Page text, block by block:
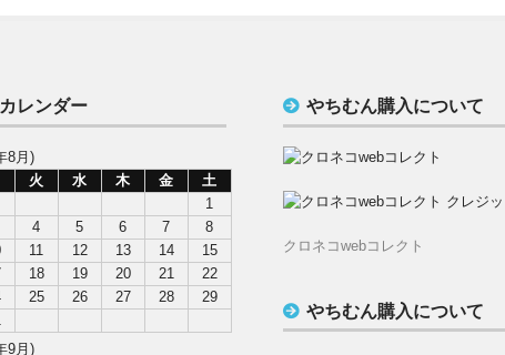
レンダー
8月)
火 水 木 金
土
1
4 5 6 7
8
11 12 13 14
15
18 19 20 21
22
25 26 27 28
29
9月)
やちむん購入について
クロネコwebコレクト
やちむん購入について